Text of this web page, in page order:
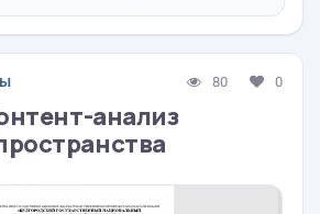
80 0
анализ